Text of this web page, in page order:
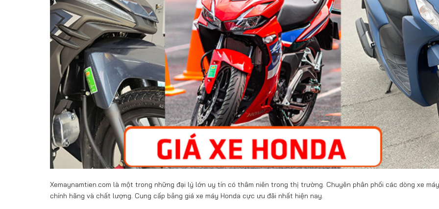
Xemaynamtien.com là một trong những đại lý lớn uy tín có thâm niên trong thị trường. Chuyên phân phối các dòng xe
chính hãng và chất lượng. Cung cấp bảng giá xe máy Honda cực ưu đãi nhất hiện nay.